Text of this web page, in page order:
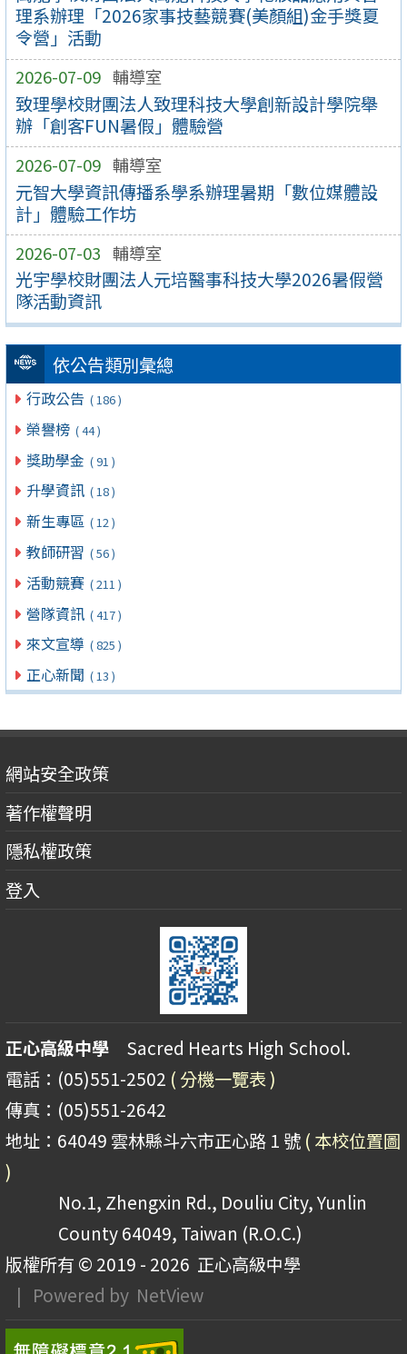
理系辦理「2026家事技藝競賽(美顏組)金手獎夏
令營」活動
2026-07-09 輔導室
致理學校財團法人致理科技大學創新設計學院舉
辦「創客FUN暑假」體驗營
2026-07-09 輔導室
元智大學資訊傳播系學系辦理暑期「數位媒體設
計」體驗工作坊
2026-07-03 輔導室
光宇學校財團法人元培醫事科技大學2026暑假營
隊活動資訊
依公告類別彙總
行政公告 ( 186 )
榮譽榜 ( 44 )
獎助學金 ( 91 )
升學資訊 ( 18 )
新生專區 ( 12 )
教師研習 ( 56 )
活動競賽 ( 211 )
營隊資訊 ( 417 )
來文宣導 ( 825 )
正心新聞 ( 13 )
網站安全政策
著作權聲明
隱私權政策
登入
正心高級中學 Sacred Hearts High School.
電話：(05)551-2502 ( 分機一覽表 )
傳真：(05)551-2642
地址：64049 雲林縣斗六市正心路 1 號 ( 本校位置圖
)
No.1, Zhengxin Rd., Douliu City, Yunlin
County 64049, Taiwan (R.O.C.)
版權所有 © 2019 - 2026 正心高級中學
| Powered by NetView